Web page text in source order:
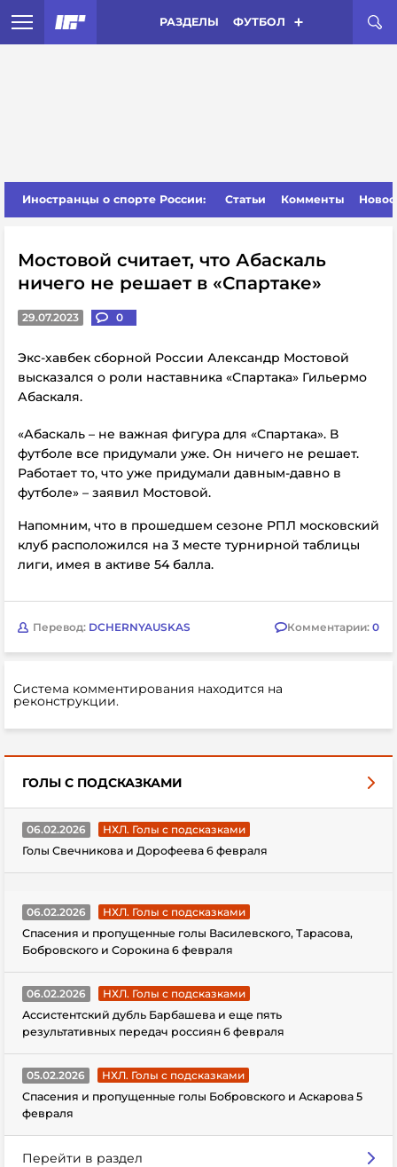
РАЗДЕЛЫ ФУТБОЛ
Иностранцы о спорте России: Статьи Комменты
Мостовой считает, что Абаскаль
ничего не решает в «Спартаке»
29.07.2023 0
Экс-хавбек сборной России Александр Мостовой
высказался о роли наставника «Спартака» Гильермо
Абаскаля.
«Абаскаль – не важная фигура для «Спартака». В
футболе все придумали уже. Он ничего не решает.
Работает то, что уже придумали давным-давно в
футболе» – заявил Мостовой.
Напомним, что в прошедшем сезоне РПЛ московский
клуб расположился на 3 месте турнирной таблицы
лиги, имея в активе 54 балла.
Перевод: DCHERNYAUSKAS Комментарии: 0
Система комментирования находится на
реконструкции.
ГОЛЫ С ПОДСКАЗКАМИ
06.02.2026
НХЛ. Голы с подсказками
Голы Свечникова и Дорофеева 6 февраля
06.02.2026
НХЛ. Голы с подсказками
Спасения и пропущенные голы Василевского, Тарасова,
Бобровского и Сорокина 6 февраля
06.02.2026
НХЛ. Голы с подсказками
Ассистентский дубль Барбашева и еще пять
результативных передач россиян 6 февраля
05.02.2026
НХЛ. Голы с подсказками
Спасения и пропущенные голы Бобровского и Аскарова 5
февраля
Перейти в раздел